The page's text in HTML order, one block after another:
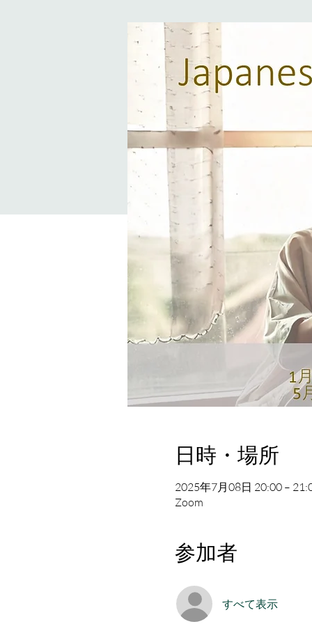
日時・場所
2025年7月08日 20:00 –
Zoom
参加者
すべて表示